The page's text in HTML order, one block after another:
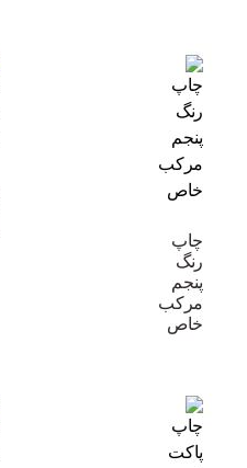
چاپ
رنگ
پنجم
مرکب
خاص